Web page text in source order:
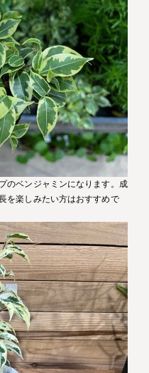
ベンジャミンになります。成
を楽しみたい方はおすすめで